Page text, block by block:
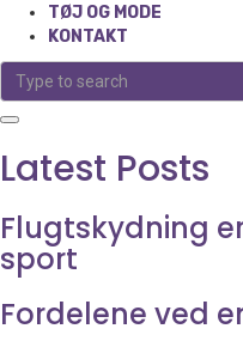
TØJ OG MODE
KONTAKT
Latest Posts
Flugtskydning
sport
Fordelene ved